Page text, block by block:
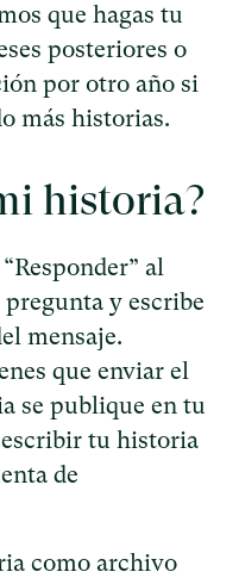
que hagas tu
posteriores o
por otro año si
más historias.
historia?
al
y escribe
mensaje.
que enviar el
se publique en tu
tu historia
de
como archivo